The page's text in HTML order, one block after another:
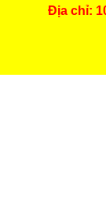
* Cách chọn màu
Địa chỉ: